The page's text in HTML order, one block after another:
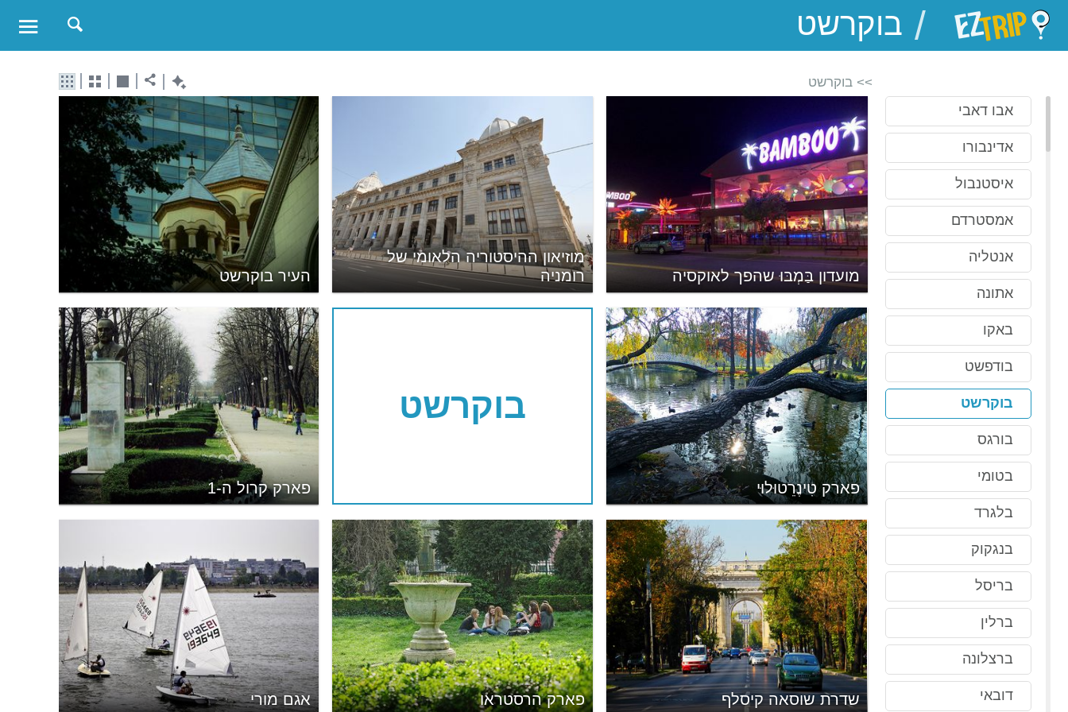
EZTrip
/
אבו דאבי
אדינבורו
איסטנבול
אמסטרדם
אנטליה
אתונה
באקו
בודפשט
בוקרשט
בורגס
בטומי
בלגרד
בנגקוק
בריסל
ברלין
ברצלונה
דובאי
>> בוקרשט
העיר בוקרשט
מוזיאון ההיסטוריה הלאומי של
רומניה
מועדון בַּמְבּוּ שהפך לאוקסיה
פארק קרול ה-1
בוקרשט
פארק טִינֶרֵטוּלוּי
אגם מורי פארק הרסטראו שדרת שוסאה קיסלף
הרומני